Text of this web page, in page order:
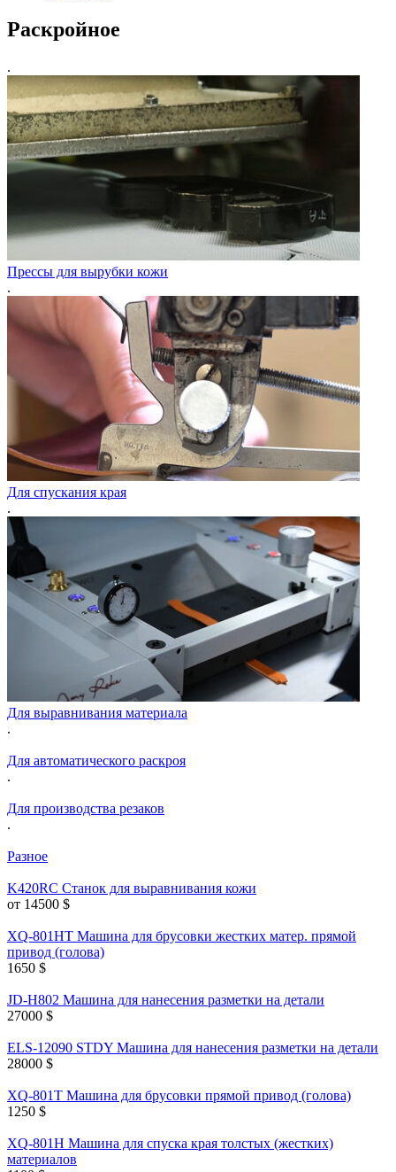
Раскройное
.
Прессы для вырубки кожи
.
Для спускания края
.
Для выравнивания материала
.
Для автоматического раскроя
.
Для производства резаков
.
Разное
K420RC Станок для выравнивания кожи
от 14500 $
XQ-801HT Машина для брусовки жестких матер. прямой
привод (голова)
1650 $
JD-H802 Машина для нанесения разметки на детали
27000 $
ELS-12090 STDY Машина для нанесения разметки на детали
28000 $
XQ-801T Машина для брусовки прямой привод (голова)
1250 $
XQ-801H Машина для спуска края толстых (жестких)
материалов